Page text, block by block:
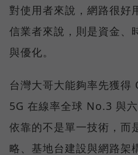
對使用者來說，網路很好
信業者來說，則是資金、
與優化。
台灣大哥大能夠率先獲
5G 在線率全球 No.3 與
依靠的不是單一技術，而
略、基地台建設與網路架